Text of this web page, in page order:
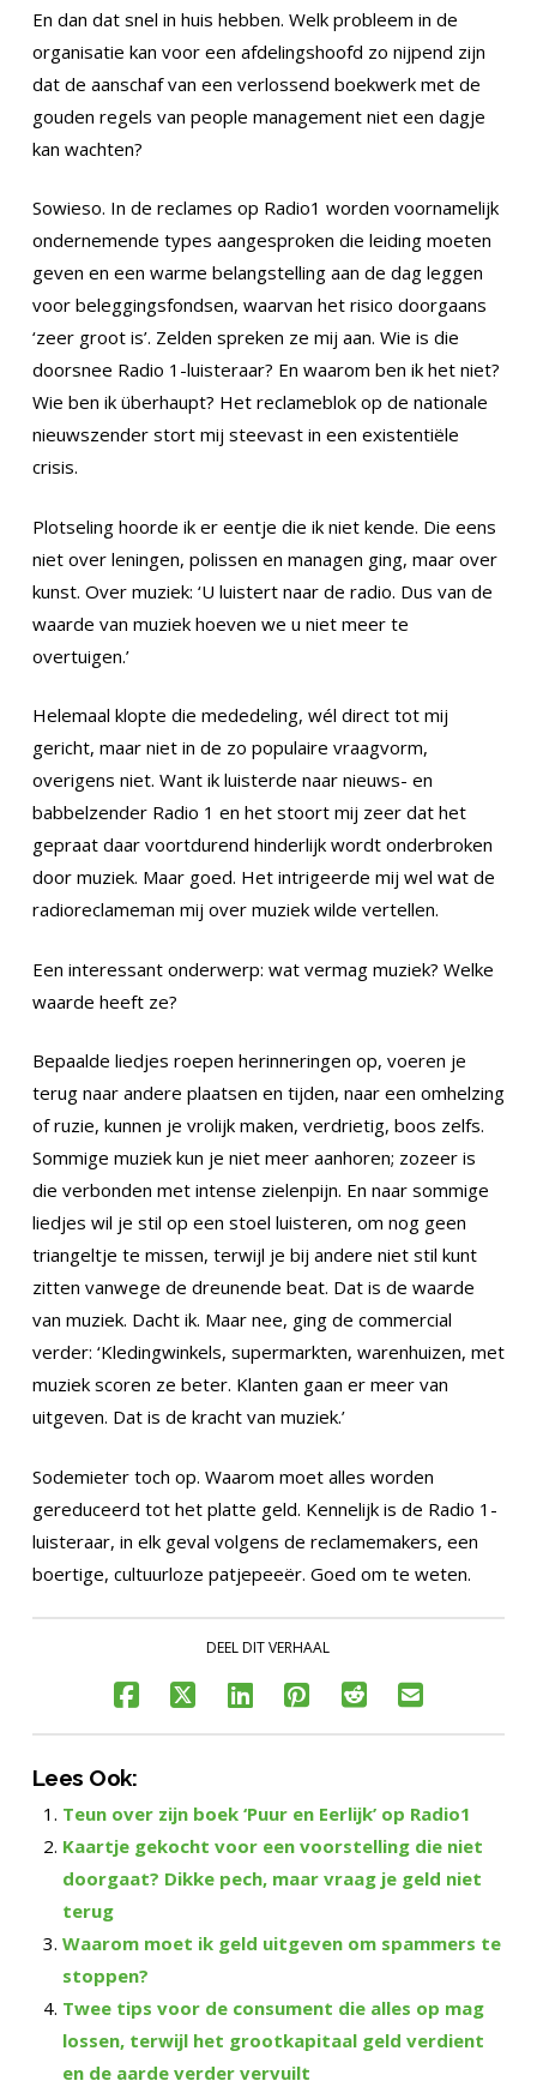
En dan dat snel in huis hebben. Welk probleem in de
organisatie kan voor een afdelingshoofd zo nijpend zijn
dat de aanschaf van een verlossend boekwerk met de
gouden regels van people management niet een dagje
kan wachten?
Sowieso. In de reclames op Radio1 worden voornamelijk
ondernemende types aangesproken die leiding moeten
geven en een warme belangstelling aan de dag leggen
voor beleggingsfondsen, waarvan het risico doorgaans
‘zeer groot is’. Zelden spreken ze mij aan. Wie is die
doorsnee Radio 1-luisteraar? En waarom ben ik het niet?
Wie ben ik überhaupt? Het reclameblok op de nationale
nieuwszender stort mij steevast in een existentiële
crisis.
Plotseling hoorde ik er eentje die ik niet kende. Die eens
niet over leningen, polissen en managen ging, maar over
kunst. Over muziek: ‘U luistert naar de radio. Dus van de
waarde van muziek hoeven we u niet meer te
overtuigen.’
Helemaal klopte die mededeling, wél direct tot mij
gericht, maar niet in de zo populaire vraagvorm,
overigens niet. Want ik luisterde naar nieuws- en
babbelzender Radio 1 en het stoort mij zeer dat het
gepraat daar voortdurend hinderlijk wordt onderbroken
door muziek. Maar goed. Het intrigeerde mij wel wat de
radioreclameman mij over muziek wilde vertellen.
Een interessant onderwerp: wat vermag muziek? Welke
waarde heeft ze?
Bepaalde liedjes roepen herinneringen op, voeren je
terug naar andere plaatsen en tijden, naar een omhelzing
of ruzie, kunnen je vrolijk maken, verdrietig, boos zelfs.
Sommige muziek kun je niet meer aanhoren; zozeer is
die verbonden met intense zielenpijn. En naar sommige
liedjes wil je stil op een stoel luisteren, om nog geen
triangeltje te missen, terwijl je bij andere niet stil kunt
zitten vanwege de dreunende beat. Dat is de waarde
van muziek. Dacht ik. Maar nee, ging de commercial
verder: ‘Kledingwinkels, supermarkten, warenhuizen, met
muziek scoren ze beter. Klanten gaan er meer van
uitgeven. Dat is de kracht van muziek.’
Sodemieter toch op. Waarom moet alles worden
gereduceerd tot het platte geld. Kennelijk is de Radio 1-
luisteraar, in elk geval volgens de reclamemakers, een
boertige, cultuurloze patjepeeër. Goed om te weten.
DEEL DIT VERHAAL
Lees Ook:
Teun over zijn boek ‘Puur en Eerlijk’ op Radio1
Kaartje gekocht voor een voorstelling die niet
doorgaat? Dikke pech, maar vraag je geld niet
terug
Waarom moet ik geld uitgeven om spammers te
stoppen?
Twee tips voor de consument die alles op mag
lossen, terwijl het grootkapitaal geld verdient
en de aarde verder vervuilt